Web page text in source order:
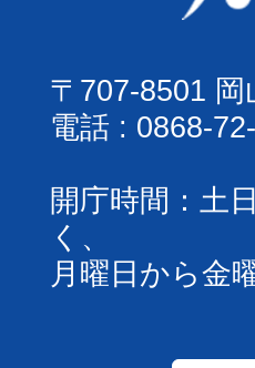
〒707-8501
電話 : 0868-
開庁時間：土
く、
月曜日から金